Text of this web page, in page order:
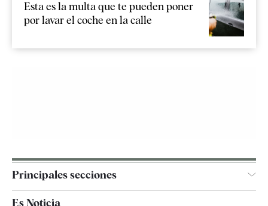
Esta es la multa que te pueden poner
por lavar el coche en la calle
Principales secciones
Es Noticia